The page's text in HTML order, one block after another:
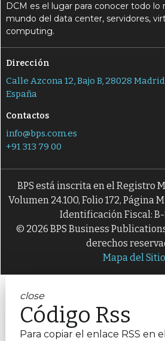
DCM es el lugar para conocer todo lo
mundo del data center, servidores,
computing.
Dirección
Calle Azcona 12, Bajo B, 28028 Madrid
España
Contactos
info@bps.com.es
+91 313 79 00
BPS está inscrita en el Registro
Volumen 24.100, Folio 172, Página
Identificación Fiscal:
© 2026 BPS Business
derechos
Mapa del Sitio
close
Código Rss
Para copiar el enlace RSS en el